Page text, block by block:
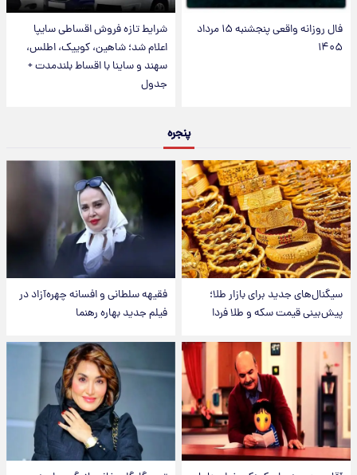
فال روزانه واقعی پنجشنبه ۱۵ مرداد
۱۴۰۵
شرایط تازه فروش اقساطی سایپا
اعلام شد؛ شاهین، کوییک، اطلس،
سهند و ساینا با اقساط بلندمدت +
جدول
پنجره
سیگنال‌های جدید برای بازار طلا؛
پیش‌بینی قیمت سکه و طلا فردا
فقیهه سلطانی و افسانه چهره‌آزاد در
فیلم جدید بهاره رهنما